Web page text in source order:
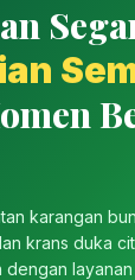
karangan
krans duka
dengan